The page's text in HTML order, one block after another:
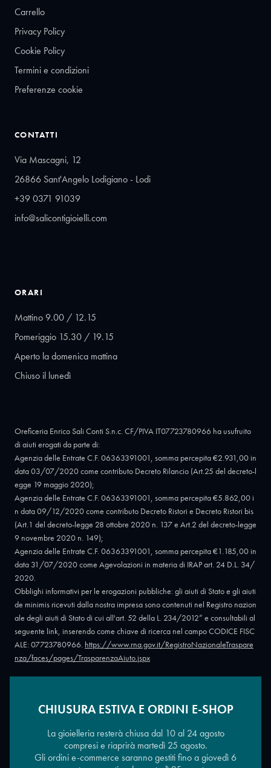
Carrello
Privacy Policy
Cookie Policy
Termini e condizioni
Preferenze cookie
CONTATTI
Via Mascagni, 12
26866 Sant'Angelo Lodigiano - Lodi
+39 0371 91039
info@salicontigioielli.com
ORARI
Mattino 9.00 / 12.15
Pomeriggio 15.30 / 19.15
Aperto la domenica mattina
Chiuso il lunedì
Oreficeria Enrico Sali Conti S.n.c. CF/PIVA IT07723780966 ha usufruito
di aiuti erogati da parte di:
Agenzia delle Entrate C.F. 06363391001, somma percepita €2.931,00 in
data 03/07/2020 come contributo Decreto Rilancio (Art.25 del decreto-l
egge 19 maggio 2020);
Agenzia delle Entrate C.F. 06363391001, somma percepita €5.862,00 i
n data 09/12/2020 come contributo Decreto Ristori e Decreto Ristori bis
(Art.1 del decreto-legge 28 ottobre 2020 n. 137 e Art.2 del decreto-legge
9 novembre 2020 n. 149);
Agenzia delle Entrate C.F. 06363391001, somma percepita €1.185,00 in
data 31/07/2020 come Agevolazioni in materia di IRAP art. 24 D.L. 34/
2020.
Obblighi informativi per le erogazioni pubbliche: gli aiuti di Stato e gli aiuti
de minimis ricevuti dalla nostra impresa sono contenuti nel Registro nazion
ale degli aiuti di Stato di cui all'art. 52 della L. 234/2012” e consultabili al
seguente link, inserendo come chiave di ricerca nel campo CODICE FISC
ALE: 07723780966. https://www.rna.gov.it/RegistroNazionaleTraspare
nza/faces/pages/TrasparenzaAiuto.jspx
Copyright © 2026 - Oreficeria Enrico Sali Conti e C. snc - Partita IVA
CHIUSURA ESTIVA E ORDINI E-SHOP
La gioielleria resterà chiusa dal 10 al 24 agosto
compresi e riaprirà martedì 25 agosto.
Gli ordini e-commerce saranno gestiti fino a giovedì 6